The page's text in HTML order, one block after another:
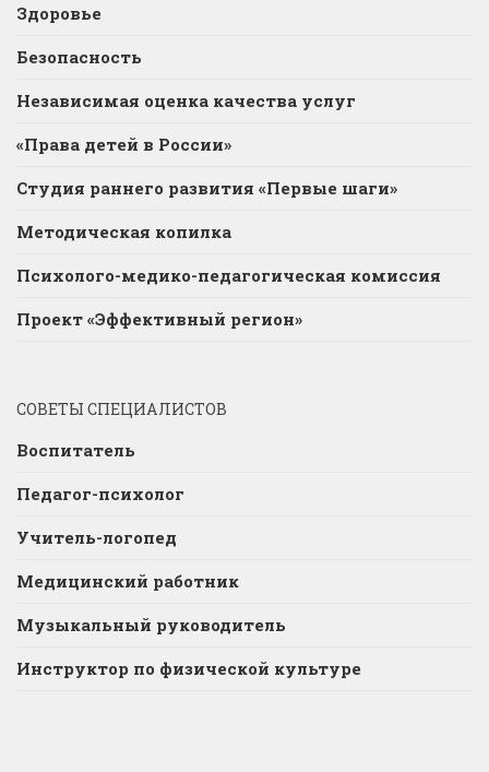
Здоровье
Безопасность
Независимая оценка качества услуг
«Права детей в России»
Студия раннего развития «Первые шаги»
Методическая копилка
Психолого-медико-педагогическая комиссия
Проект «Эффективный регион»
СОВЕТЫ СПЕЦИАЛИСТОВ
Воспитатель
Педагог-психолог
Учитель-логопед
Медицинский работник
Музыкальный руководитель
Инструктор по физической культуре